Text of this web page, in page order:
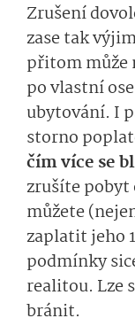
Zrušení
zase tak
přitom může
po vlastní
ubytování. I
storno
čím více se
zrušíte
můžete
zaplatit jeho
podmínky
realitou. Lze
bránit.